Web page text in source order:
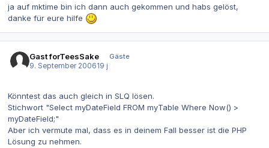
ja auf mktime bin ich dann auch gekommen und habs gelöst,
danke für eure hilfe
Gast forTeesSake
Gäste
9. September 200619 j
Könntest das auch gleich in SLQ lösen.
Stichwort "Select myDateField FROM myTable Where Now() >
myDateField;"
Aber ich vermute mal, dass es in deinem Fall besser ist die PHP
Lösung zu nehmen.